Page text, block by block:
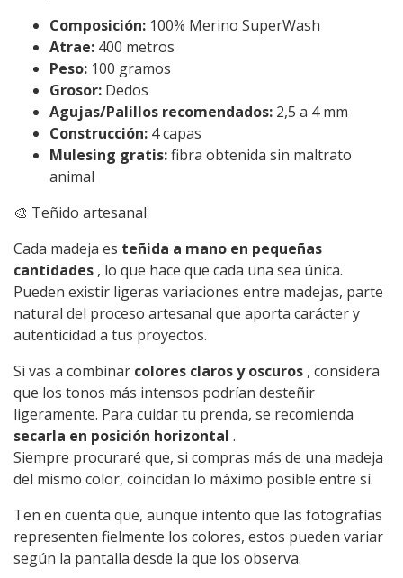
Composición: 100% Merino SuperWash
Atrae: 400 metros
Peso: 100 gramos
Grosor: Dedos
Agujas/Palillos recomendados: 2,5 a 4 mm
Construcción: 4 capas
Mulesing gratis:fibra obtenida sin maltrato
animal
🎨 Teñido artesanal
Cada madeja es teñida a mano en pequeñas
cantidades , lo que hace que cada una sea única.
Pueden existir ligeras variaciones entre madejas, parte
natural del proceso artesanal que aporta carácter y
autenticidad a tus proyectos.
Si vas a combinar colores claros y oscuros , considera
que los tonos más intensos podrían desteñir
ligeramente. Para cuidar tu prenda, se recomienda
secarla en posición horizontal .
Siempre procuraré que, si compras más de una madeja
del mismo color, coincidan lo máximo posible entre sí.
Ten en cuenta que, aunque intento que las fotografías
representen fielmente los colores, estos pueden variar
según la pantalla desde la que los observa.